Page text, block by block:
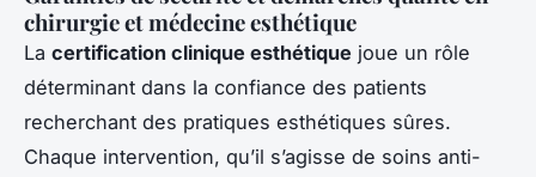
chirurgie et médecine esthétique
La certification clinique esthétique joue un rôle
déterminant dans la confiance des patients
recherchant des pratiques esthétiques sûres.
Chaque intervention, qu’il s’agisse de soins anti-